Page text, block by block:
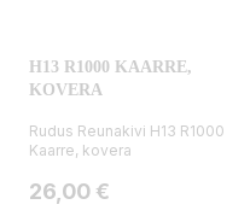
H13 R1000 KAARRE,
KOVERA
Rudus Reunakivi H13 R1000
Kaarre, kovera
Hinta
26,00 €